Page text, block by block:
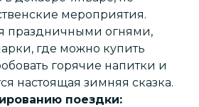
мероприятия.
праздничными огнями,
где можно купить
горячие напитки и
настоящая зимняя сказка.
поездки: